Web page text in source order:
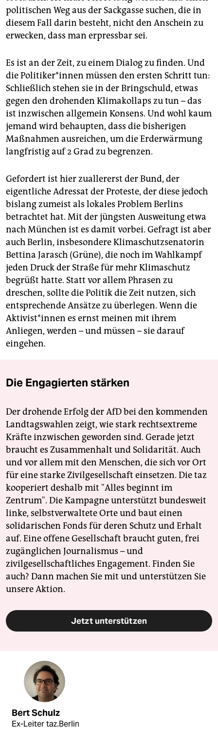
politischen Weg aus der Sackgasse suchen, die in
diesem Fall darin besteht, nicht den Anschein zu
erwecken, dass man erpressbar sei.
Es ist an der Zeit, zu einem Dialog zu finden. Und
die Po­li­ti­ke­r*in­nen müssen den ersten Schritt tun:
Schließlich stehen sie in der Bringschuld, etwas
gegen den drohenden Klimakollaps zu tun – das
ist inzwischen allgemein Konsens. Und wohl kaum
jemand wird behaupten, dass die bisherigen
Maßnahmen ausreichen, um die Erderwärmung
langfristig auf 2 Grad zu begrenzen.
Gefordert ist hier zuallererst der Bund, der
eigentliche Adressat der Proteste, der diese jedoch
bislang zumeist als lokales Problem Berlins
betrachtet hat. Mit der jüngsten Ausweitung etwa
nach München ist es damit vorbei. Gefragt ist aber
auch Berlin, insbesondere Klimaschutzsenatorin
Bettina Jarasch (Grüne), die noch im Wahlkampf
jeden Druck der Straße für mehr Klimaschutz
begrüßt hatte. Statt vor allem Phrasen zu
dreschen, sollte die Politik die Zeit nutzen, sich
entsprechende Ansätze zu überlegen. Wenn die
Ak­ti­vis­t*in­nen es ernst meinen mit ihrem
Anliegen, werden – und müssen – sie darauf
eingehen.
Die Engagierten stärken
Der drohende Erfolg der AfD bei den kommenden
Landtagswahlen zeigt, wie stark rechtsextreme
Kräfte inzwischen geworden sind. Gerade jetzt
braucht es Zusammenhalt und Solidarität. Auch
und vor allem mit den Menschen, die sich vor Ort
für eine starke Zivilgesellschaft einsetzen. Die taz
kooperiert deshalb mit "Alles beginnt im
Zentrum". Die Kampagne unterstützt bundesweit
linke, selbstverwaltete Orte und baut einen
solidarischen Fonds für deren Schutz und Erhalt
auf. Eine offene Gesellschaft braucht guten, frei
zugänglichen Journalismus – und
zivilgesellschaftliches Engagement. Finden Sie
auch? Dann machen Sie mit und unterstützen Sie
unsere Aktion.
Jetzt unterstützen
Bert Schulz
Ex-Leiter taz.Berlin